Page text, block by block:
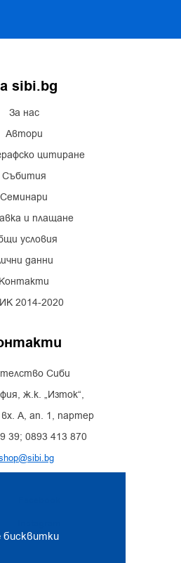
бисквитки
sibi.bg
За нас
Автори
цитиране
Събития
Семинари
и плащане
условия
данни
Контакти
2014-2020
Сиби
ж.к. „Изток“,
А, ап. 1, партер
39; 0893 413 870